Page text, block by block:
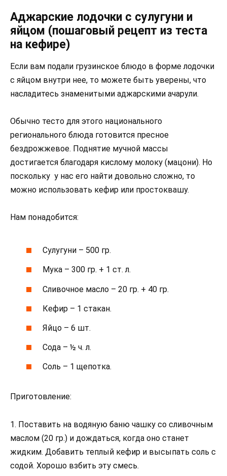
Аджарские лодочки с сулугуни и
яйцом (пошаговый рецепт из теста
на кефире)
Если вам подали грузинское блюдо в форме лодочки
с яйцом внутри нее, то можете быть уверены, что
насладитесь знаменитыми аджарскими ачарули.
Обычно тесто для этого национального
регионального блюда готовится пресное
бездрожжевое. Поднятие мучной массы
достигается благодаря кислому молоку (мацони). Но
поскольку у нас его найти довольно сложно, то
можно использовать кефир или простоквашу.
Нам понадобится:
Сулугуни – 500 гр.
Мука – 300 гр. + 1 ст. л.
Сливочное масло – 20 гр. + 40 гр.
Кефир – 1 стакан.
Яйцо – 6 шт.
Сода – ½ ч. л.
Соль – 1 щепотка.
Приготовление:
1. Поставить на водяную баню чашку со сливочным
маслом (20 гр.) и дождаться, когда оно станет
жидким. Добавить теплый кефир и высыпать соль с
содой. Хорошо взбить эту смесь.